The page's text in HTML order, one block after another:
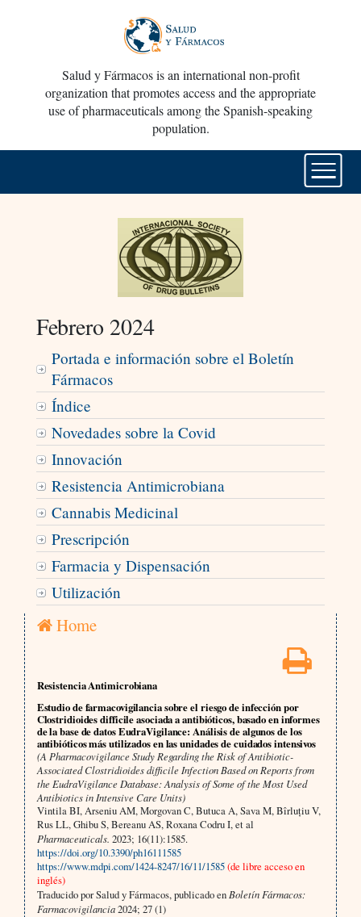
Salud y Fármacos is an international non-profit
organization that promotes access and the appropriate
use of pharmaceuticals among the Spanish-speaking
population.
Febrero 2024
Portada e información sobre el Boletín
Fármacos
Índice
Novedades sobre la Covid
Innovación
Resistencia Antimicrobiana
Cannabis Medicinal
Prescripción
Farmacia y Dispensación
Utilización
Home
Resistencia Antimicrobiana
Estudio de farmacovigilancia sobre el riesgo de infección por
Clostridioides difficile asociada a antibióticos, basado en informes
de la base de datos EudraVigilance: Análisis de algunos de los
antibióticos más utilizados en las unidades de cuidados intensivos
(A Pharmacovigilance Study Regarding the Risk of Antibiotic-
Associated Clostridioides difficile Infection Based on Reports from
the EudraVigilance Database: Analysis of Some of the Most Used
Antibiotics in Intensive Care Units)
Vintila BI, Arseniu AM, Morgovan C, Butuca A, Sava M, Bîrluțiu V,
Rus LL, Ghibu S, Bereanu AS, Roxana Codru I, et al
Pharmaceuticals. 2023; 16(11):1585.
https://doi.org/10.3390/ph16111585
https://www.mdpi.com/1424-8247/16/11/1585(de libre acceso en
inglés)
Traducido por Salud y Fármacos, publicado en Boletín Fármacos:
Farmacovigilancia2024; 27 (1)